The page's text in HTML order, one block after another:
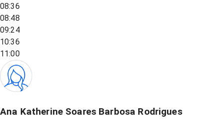
08:36
08:48
09:24
10:36
11:00
Ana Katherine Soares Barbosa Rodrigues